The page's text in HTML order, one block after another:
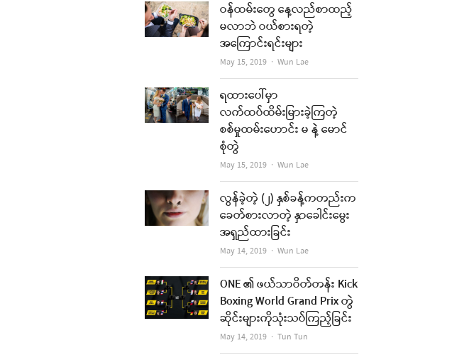
ဝန်ထမ်းတွေ နေ့လည်စာထည့်
မလာဘဲ ဝယ်စားရတဲ့
အကြောင်းရင်းများ
May 15, 2019 Author
Wun Lae
ရထားပေါ်မှာ
လက်ထပ်ထိမ်းမြားခဲ့ကြတဲ့
စစ်မှုထမ်းဟောင်း မ နဲ့ မောင်
စုံတွဲ
May 15, 2019 Author
Wun Lae
လွန်ခဲ့တဲ့ (၂) နှစ်ခန့်ကတည်းက
ခေတ်စားလာတဲ့ နှာခေါင်းမွေး
အရှည်ထားခြင်း
May 14, 2019 Author
Wun Lae
ONE ၏ ဖယ်သာဝိတ်တန်း Kick
Boxing World Grand Prix တွဲ
ဆိုင်းများကိုသုံးသပ်ကြည့်ခြင်း
May 14, 2019 Author
Tun Tun